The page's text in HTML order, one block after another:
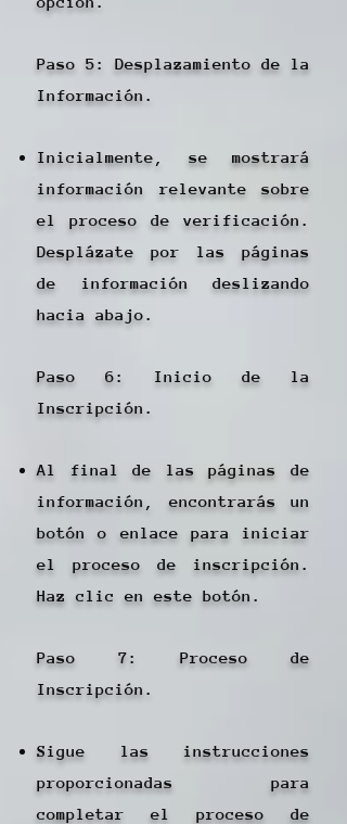
Paso 5: Desplazamiento de la
Información.
Inicialmente, se mostrará
información relevante sobre
el proceso de verificación.
Desplázate por las páginas
de información deslizando
hacia abajo.
Paso 6: Inicio de la
Inscripción.
Al final de las páginas de
información, encontrarás un
botón o enlace para iniciar
el proceso de inscripción.
Haz clic en este botón.
Paso 7: Proceso de
Inscripción.
Sigue las instrucciones
proporcionadas para
completar el proceso de